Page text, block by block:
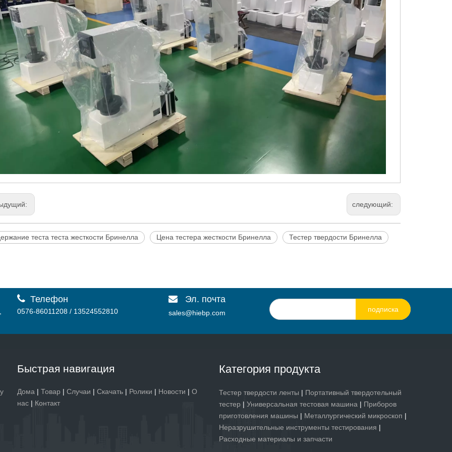
следующий:
теста теста жесткости Бринелла Цена тестера жесткости Бринелла Тестер твердости Бринелла
 Телефон
0576-86011208 / 13524552810
 Эл. почта
sales@hiebp.com подписка
Быстрая навигация
Дома | Товар | Случаи | Скачать | Ролики | Новости | О
нас | Контакт
Категория продукта
Тестер твердости ленты | Портативный твердотельный
тестер | Универсальная тестовая машина | Приборов
приготовления машины | Металлургический микроскоп |
Неразрушительные инструменты тестирования |
Расходные материалы и запчасти